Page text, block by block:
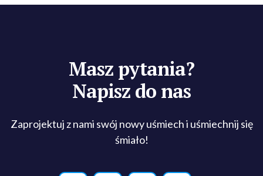
Masz pytania?
Napisz do nas
Zaprojektuj z nami swój nowy uśmiech i uśmiechnij się
śmiało!